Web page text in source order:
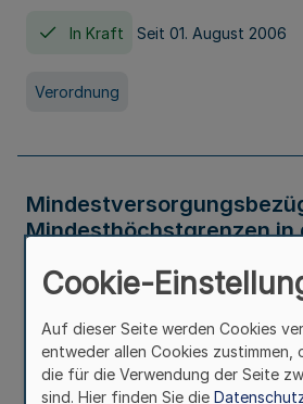
In Kraft Seit 01. August 2006
Verordnung
Mindesthöchstgrenzen in
Verwaltungsvorschrift
Cookie-
Auf dieser Seite werden Cookies
entweder allen Cookies zustimmen,
die für die Verwendung der Seite
sind. Hier finden Sie die